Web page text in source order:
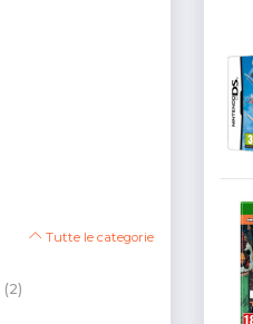
Tutte le categorie
(2)